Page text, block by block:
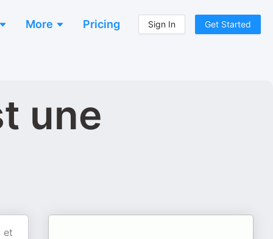
More Pricing Sign In Get Started
une
et